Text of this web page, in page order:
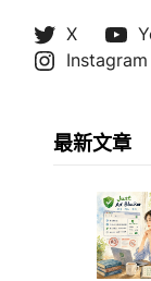
X
Instagram
最新文章